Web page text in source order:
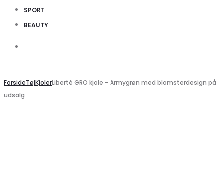
SPORT
BEAUTY
ForsideTøjKjolerLiberté GRO kjole – Armygrøn med blomsterdesign på
udsalg